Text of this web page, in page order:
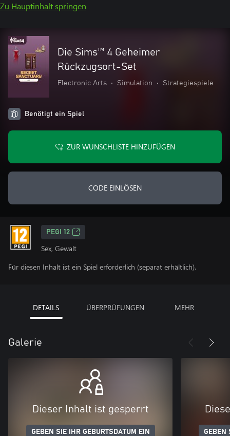
Zu Hauptinhalt springen
Die Sims™ 4 Geheimer
Rückzugsort-Set
Electronic Arts • Simulation • Strategiespiele
Benötigt ein Spiel
ZUR WUNSCHLISTE HINZUFÜGEN
CODE EINLÖSEN
PEGI 12
Sex, Gewalt
Für diesen Inhalt ist ein Spiel erforderlich (separat erhältlich).
DETAILS ÜBERPRÜFUNGEN MEHR
Galerie
Dieser Inhalt ist gesperrt
GEBEN SIE IHR GEBURTSDATUM EIN GEBEN